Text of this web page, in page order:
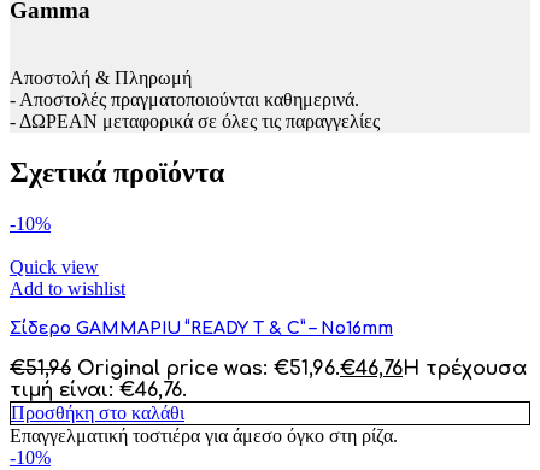
Gamma
Αποστολή & Πληρωμή
- Αποστολές πραγματοποιούνται καθημερινά.
- ΔΩΡΕΑΝ μεταφορικά σε όλες τις παραγγελίες
Σχετικά προϊόντα
-10%
Quick view
Add to wishlist
Σίδερο GAMMAPIU “READY T & C” – No16mm
€51,96 Original price was: €51,96.€46,76Η τρέχουσα
τιμή είναι: €46,76.
Προσθήκη στο καλάθι
Επαγγελματική τοστιέρα για άμεσο όγκο στη ρίζα.
-10%